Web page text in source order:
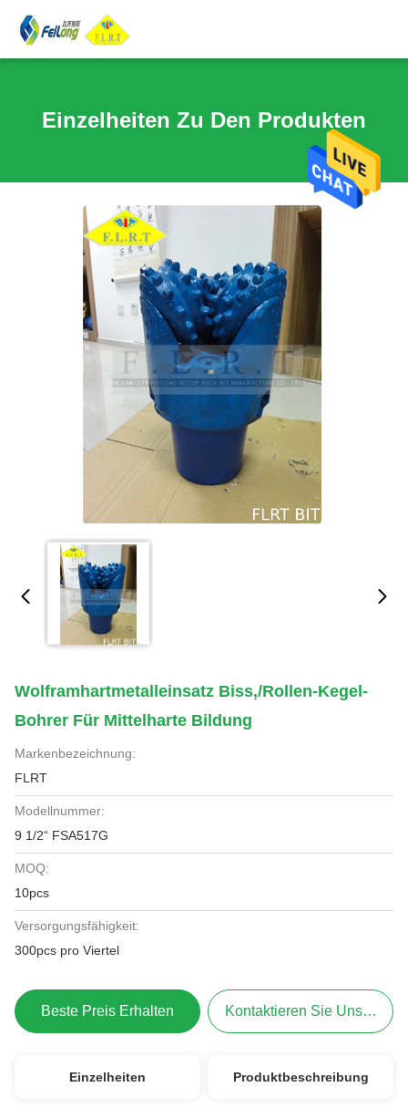
Einzelheiten Zu Den Produkten
Wolframhartmetalleinsatz Biss,/Rollen-Kegel-
Bohrer Für Mittelharte Bildung
Markenbezeichnung:
FLRT
Modellnummer:
9 1/2“ FSA517G
MOQ:
10pcs
Versorgungsfähigkeit:
300pcs pro Viertel
Beste Preis Erhalten Kontaktieren Sie Uns Jetzt
Einzelheiten Produktbeschreibung